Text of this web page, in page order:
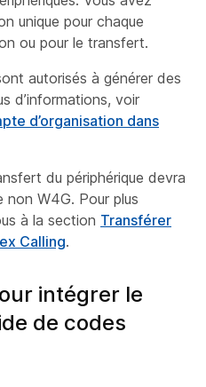
unique pour chaque
ou pour le transfert.
autorisés à générer des
d’informations, voir
d’organisation dans
du périphérique devra
non W4G. Pour plus
à la section Transférer
Calling.
intégrer le
de codes